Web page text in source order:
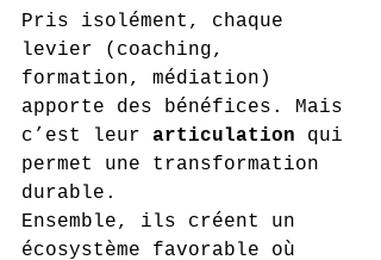
Pris isolément, chaque
levier (coaching,
formation, médiation)
apporte des bénéfices. Mais
c’est leur articulation qui
permet une transformation
durable.
Ensemble, ils créent un
écosystème favorable où